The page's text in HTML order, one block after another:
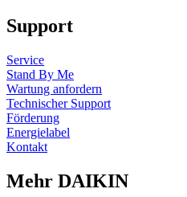
Support
Service
Stand By Me
Wartung anfordern
Technischer Support
Förderung
Energielabel
Kontakt
Mehr DAIKIN